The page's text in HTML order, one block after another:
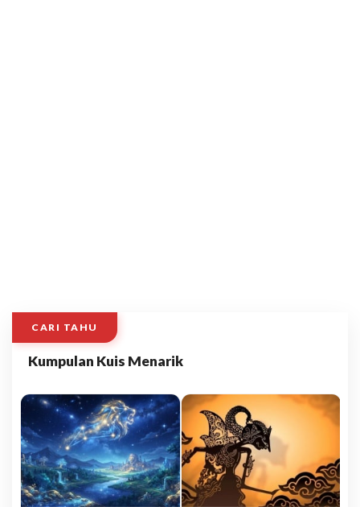
CARI TAHU
Kumpulan Kuis Menarik